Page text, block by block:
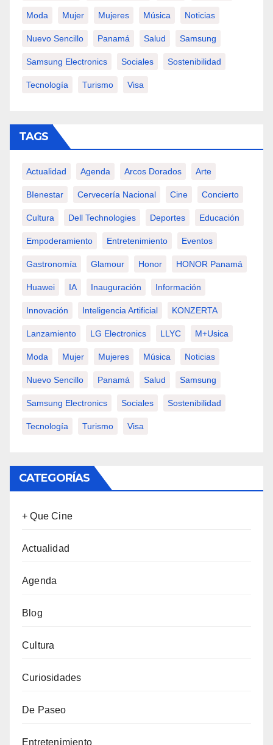
Moda Mujer Mujeres Música Noticias
Nuevo Sencillo Panamá Salud Samsung
Samsung Electronics Sociales Sostenibilidad
Tecnología Turismo Visa
TAGS
Actualidad Agenda Arcos Dorados Arte
BIenestar Cervecería Nacional Cine Concierto
Cultura Dell Technologies Deportes Educación
Empoderamiento Entretenimiento Eventos
Gastronomía Glamour Honor HONOR Panamá
Huawei IA Inauguración Información
Innovación Inteligencia Artificial KONZERTA
Lanzamiento LG Electronics LLYC M+usica
Moda Mujer Mujeres Música Noticias
Nuevo Sencillo Panamá Salud Samsung
Samsung Electronics Sociales Sostenibilidad
Tecnología Turismo Visa
CATEGORÍAS
+ Que Cine
Actualidad
Agenda
Blog
Cultura
Curiosidades
De Paseo
Entretenimiento